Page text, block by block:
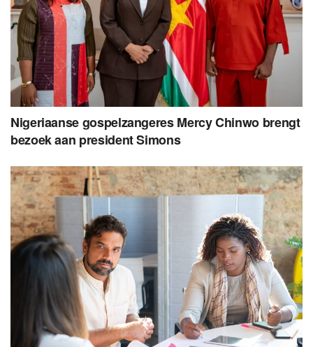
Nigeriaanse gospelzangeres Mercy Chinwo brengt
bezoek aan president Simons